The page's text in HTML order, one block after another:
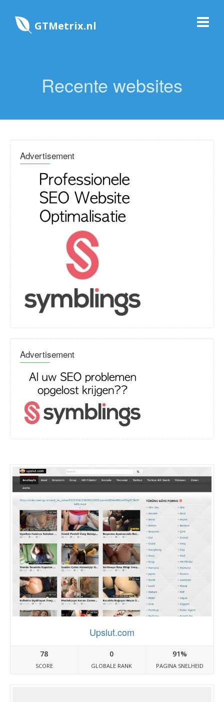
GTMetrix.nl
Recente websites
Advertisement
Advertisement
Upslut.com
78
SCORE
0
GLOBALE RANK
91%
PAGINA SNELHEID